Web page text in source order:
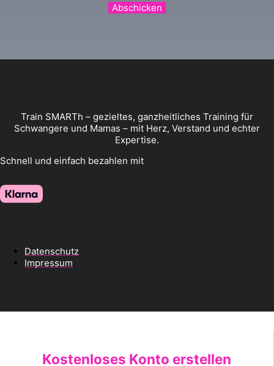
Abschicken
Train SMARTh – gezieltes, ganzheitliches Training für
Schwangere und Mamas – mit Herz, Verstand und echter
Expertise.
Schnell und einfach bezahlen mit
Datenschutz
Impressum
Kostenloses Konto erstellen